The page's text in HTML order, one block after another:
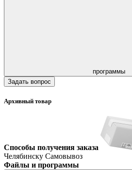
программы
Задать вопрос
Архивный товар
Способы получения заказа
Челябинску Самовывоз
Файлы и программы